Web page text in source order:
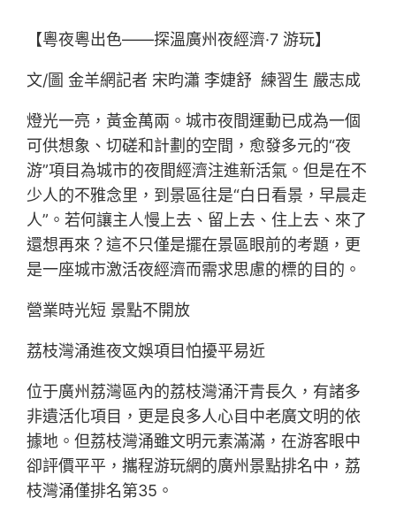
【粵夜粵出色——探溫廣州夜經濟·7 游玩】
文/圖 金羊網記者 宋昀瀟 李婕舒 練習生 嚴志成
燈光一亮，黃金萬兩。城市夜間運動已成為一個
可供想象、切磋和計劃的空間，愈發多元的“夜
游”項目為城市的夜間經濟注進新活氣。但是在不
少人的不雅念里，到景區往是“白日看景，早晨走
人”。若何讓主人慢上去、留上去、住上去、來了
還想再來？這不只僅是擺在景區眼前的考題，更
是一座城市激活夜經濟而需求思慮的標的目的。
營業時光短 景點不開放
荔枝灣涌進夜文娛項目怕擾平易近
位于廣州荔灣區內的荔枝灣涌汗青長久，有諸多
非遺活化項目，更是良多人心目中老廣文明的依
據地。但荔枝灣涌雖文明元素滿滿，在游客眼中
卻評價平平，攜程游玩網的廣州景點排名中，荔
枝灣涌僅排名第35。